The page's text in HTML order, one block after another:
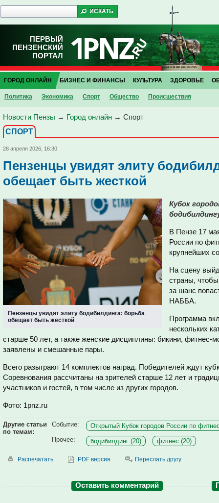
ПЕРВЫЙ
ПЕНЗЕНСКИЙ
ПОРТАЛ
ГОРОД ОНЛАЙН
Политика Экономика Спорт Общество Проиcшествия
БИЗНЕС И ФИНАНСЫ КУЛЬТУРА ЗДОРОВЬЕ
Новости Пензы → Город онлайн → Спорт
СПОРТ
28 апреля 2026, 16:30
Пензенцы увидят элиту
обещает быть жесткой
Пензенцы увидят элиту бодибилдинга: борьба
обещает быть жесткой
Кубок
В Пензе 17
России по
крупнейших
На сцену
страны,
за шанс
НАББА.
Программа
нескольких
старше 50 лет, а также женские дисциплины: бикини, фитнес-
заявлены и смешанные пары.
Всего разыграют 14 комплектов наград. Победителей ждут
Соревнования рассчитаны на зрителей старше 12 лет и
участников и гостей, в том числе из других городов.
Фото: 1pnz.ru
Другие статьи
по темам:
Событие:
Открытый Кубок городов России по
Прочее:
бодибилдинг (20) фитнес (20)
Распечатать PDF версия Переслать другу
Оставить комментарий